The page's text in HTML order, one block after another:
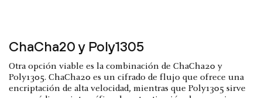
ChaCha20 y Poly1305
Otra opción viable es la combinación de ChaCha20 y
Poly1305. ChaCha20 es un cifrado de flujo que ofrece una
encriptación de alta velocidad, mientras que Poly1305 sirve